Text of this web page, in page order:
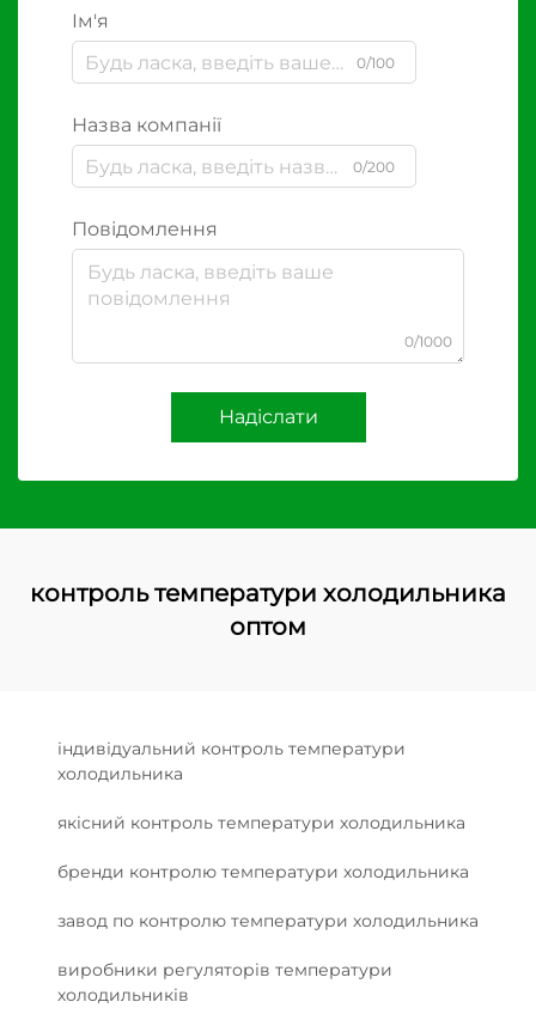
Ім'я
0/100
Назва компанії
0/200
Повідомлення
0/1000
Надіслати
контроль температури холодильника
оптом
індивідуальний контроль температури
холодильника
якісний контроль температури холодильника
бренди контролю температури холодильника
завод по контролю температури холодильника
виробники регуляторів температури
холодильників